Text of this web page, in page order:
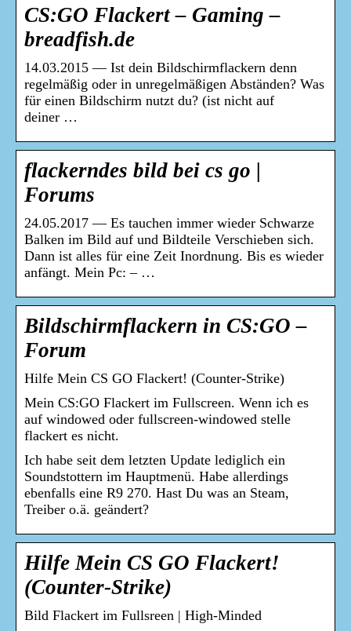
CS:GO Flackert – Gaming –
breadfish.de
14.03.2015 — Ist dein Bildschirmflackern denn
regelmäßig oder in unregelmäßigen Abständen? Was
für einen Bildschirm nutzt du? (ist nicht auf
deiner …
flackerndes bild bei cs go |
Forums
24.05.2017 — Es tauchen immer wieder Schwarze
Balken im Bild auf und Bildteile Verschieben sich.
Dann ist alles für eine Zeit Inordnung. Bis es wieder
anfängt. Mein Pc: – …
Bildschirmflackern in CS:GO –
Forum
Hilfe Mein CS GO Flackert! (Counter-Strike)
Mein CS:GO Flackert im Fullscreen. Wenn ich es
auf windowed oder fullscreen-windowed stelle
flackert es nicht.
Ich habe seit dem letzten Update lediglich ein
Soundstottern im Hauptmenü. Habe allerdings
ebenfalls eine R9 270. Hast Du was an Steam,
Treiber o.ä. geändert?
Hilfe Mein CS GO Flackert!
(Counter-Strike)
Bild Flackert im Fullsreen | High-Minded